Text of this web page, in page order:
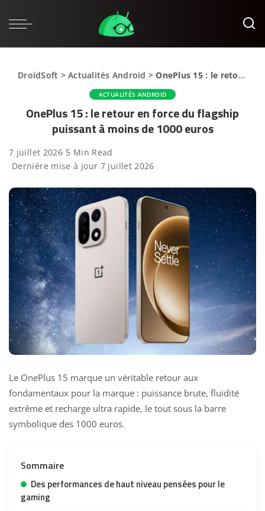
DroidSoft >Actualités Android >OnePlus 15 : le retour en force du flagship puissant à moins de 1000 euros
ACTUALITÉS ANDROID
OnePlus 15 : le retour en force du flagship
puissant à moins de 1000 euros
7 juillet 2026 5 Min Read
Dernière mise à jour 7 juillet 2026
Le OnePlus 15 marque un véritable retour aux
fondamentaux pour la marque : puissance brute, fluidité
extrême et recharge ultra rapide, le tout sous la barre
symbolique des 1000 euros.
Sommaire
Des performances de haut niveau pensées pour le
gaming